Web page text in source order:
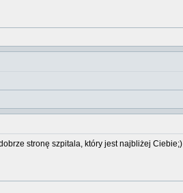
stronę szpitala, który jest najbliżej Ciebie;)